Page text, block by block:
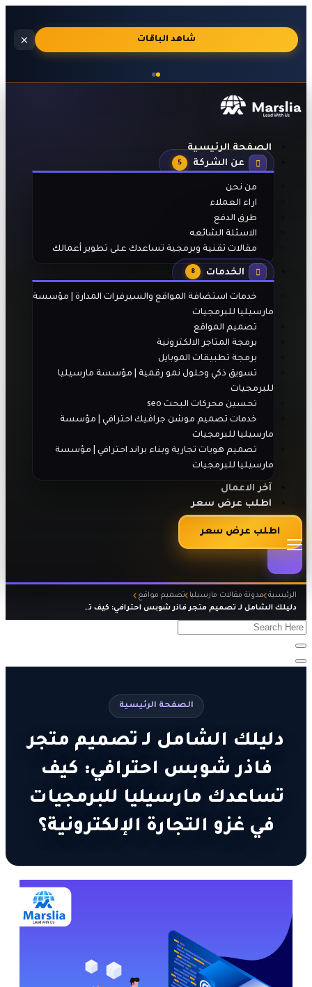
🔥
مع
تفعيل
بعد
الدفع
شاهد الباقات ×
الصفحة الرئيسية
عن الشركة
5
من نحن
اراء العملاء
طرق الدفع
الاسئلة الشائعه
مقالات تقنية وبرمجية تساعدك على تطوير أعمالك
الخدمات 8
خدمات استضافة المواقع والسيرفرات المدارة | مؤسسة
مارسيليا للبرمجيات
تصميم المواقع
برمجة المتاجر الالكترونية
برمجة تطبيقات الموبايل
تسويق ذكي وحلول نمو رقمية | مؤسسة مارسيليا
للبرمجيات
تحسين محركات البحث seo
خدمات تصميم موشن جرافيك احترافي | مؤسسة
مارسيليا للبرمجيات
تصميم هويات تجارية وبناء براند احترافي | مؤسسة
مارسيليا للبرمجيات
آخر الاعمال
اطلب عرض سعر
اطلب عرض سعر
الرئيسية مدونة مقالات مارسيليا تصميم مواقع
دليلك الشامل لـ تصميم متجر فاذر شوبس احترافي: كيف تساعدك مارسيليا للبرمجيات في غزو التجارة الإلكترونية؟
الصفحة الرئيسية
دليلك الشامل لـ تصميم متجر
فاذر شوبس احترافي: كيف
تساعدك مارسيليا للبرمجيات
في غزو التجارة الإلكترونية؟